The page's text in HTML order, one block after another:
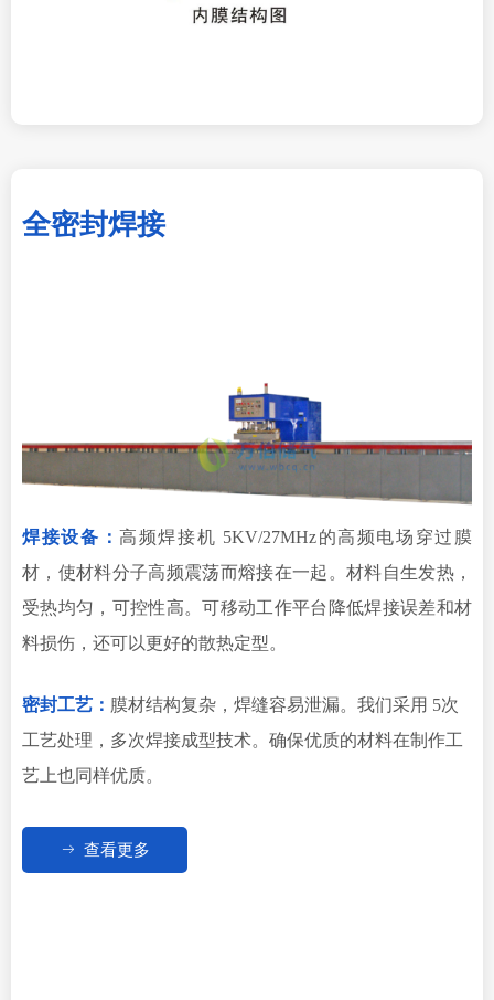
全密封焊接
焊接设备：高频焊接机 5KV/27MHz的高频电场穿过膜
材，使材料分子高频震荡而熔接在一起。材料自生发热，
受热均匀，可控性高。可移动工作平台降低焊接误差和材
料损伤，还可以更好的散热定型。
密封工艺： 膜材结构复杂，焊缝容易泄漏。我们采用 5次
工艺处理，多次焊接成型技术。确保优质的材料在制作工
艺上也同样优质。
ꁹ 查看更多